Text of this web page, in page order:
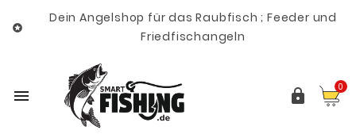

Dein Angelshop für das Raubfisch ; Feeder und
Friedfischangeln
  0